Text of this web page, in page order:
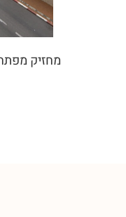
מחזיק